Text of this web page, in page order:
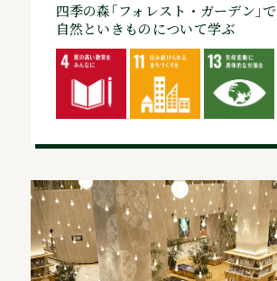
四季の森｢フォレスト・ガーデン｣で
自然といきものについて学ぶ